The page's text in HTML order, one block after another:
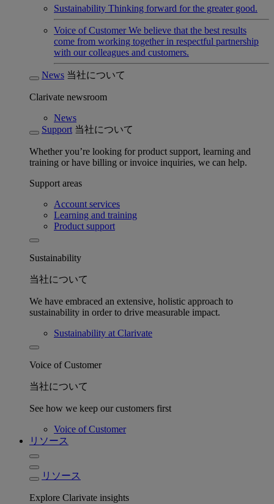
Sustainability Thinking forward for the greater good.
Voice of Customer We believe that the best results
come from working together in respectful partnership
with our colleagues and customers.
News 当社について
Clarivate newsroom
News
Support 当社について
Whether you’re looking for product support, learning and
training or have billing or invoice inquiries, we can help.
Support areas
Account services
Learning and training
Product support
Sustainability
当社について
We have embraced an extensive, holistic approach to
sustainability in order to drive measurable impact.
Sustainability at Clarivate
Voice of Customer
当社について
See how we keep our customers first
Voice of Customer
リソース
リソース
Explore Clarivate insights